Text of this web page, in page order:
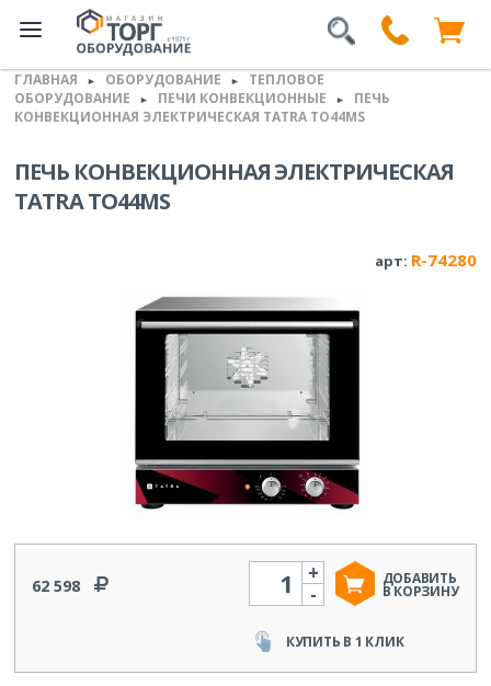
ГЛАВНАЯ ► ОБОРУДОВАНИЕ ►
ТЕПЛОВОЕ
ОБОРУДОВАНИЕ
► ПЕЧИ КОНВЕКЦИОННЫЕ ►
ПЕЧЬ
КОНВЕКЦИОННАЯ ЭЛЕКТРИЧЕСКАЯ TATRA TO44MS
ПЕЧЬ КОНВЕКЦИОННАЯ ЭЛЕКТРИЧЕСКАЯ
TATRA TO44MS
арт: R-74280
62 598
Количество
-
+ ДОБАВИТЬ
В КОРЗИНУ
КУПИТЬ В 1 КЛИК